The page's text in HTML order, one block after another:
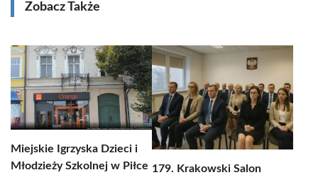
Zobacz Także
Miejskie Igrzyska Dzieci i
Młodzieży Szkolnej w Piłce 179. Krakowski Salon